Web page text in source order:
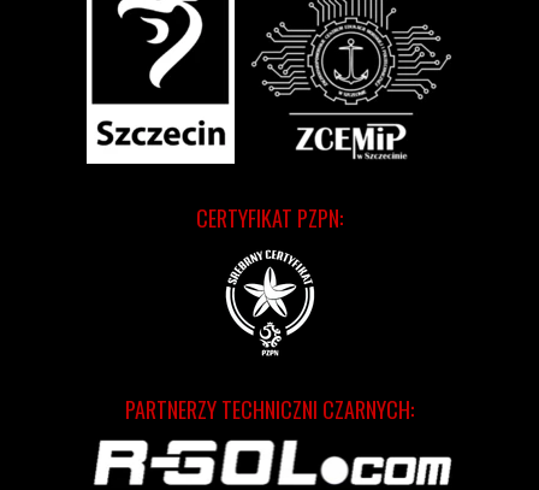
CERTYFIKAT PZPN:
PARTNERZY TECHNICZNI CZARNYCH: